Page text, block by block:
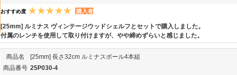
おすすめ度 購入者
[25mm] ルミナス ヴィンテージウッドシェルフとセットで購入しました。
付属のレンチを使用して取り付けますが、やや締めずらいと感じました。
商品名
[25mm] 長さ32cm ルミナスポール4本組
商品番号 25P030-4